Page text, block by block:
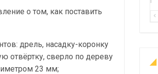
о том, как поставить
дрель, насадку-коронку
отвёртку, сверло по дереву
23 мм;